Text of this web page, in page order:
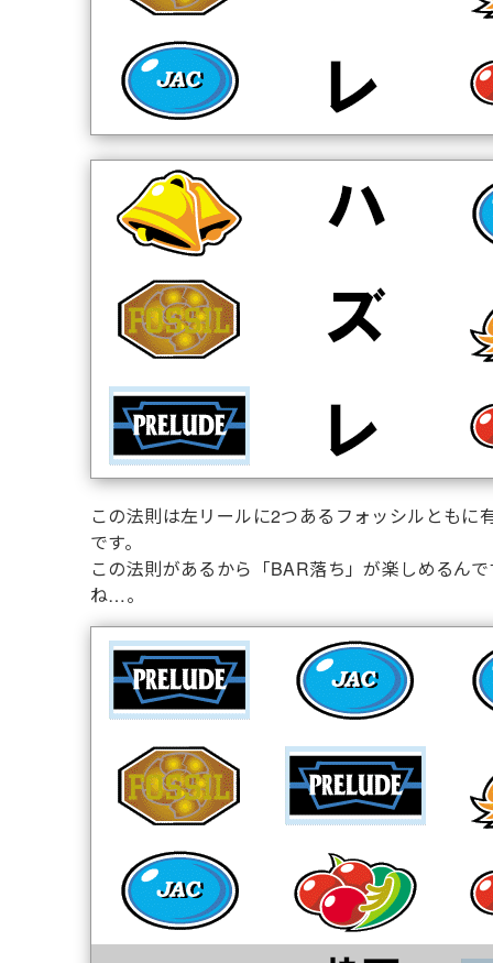
この法則は左リールに2つあるフォッシルともに
です。
この法則があるから「BAR落ち」が楽しめるん
ね…。